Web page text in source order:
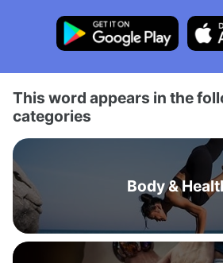
This word appears in the
categories
Body &